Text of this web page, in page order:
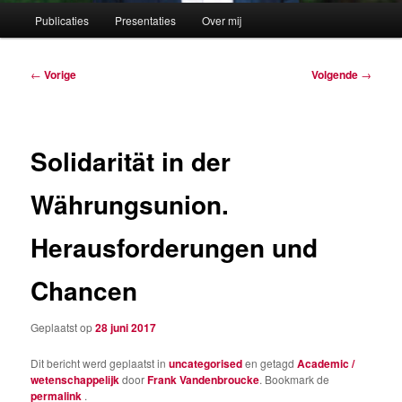
Publicaties Presentaties Over mij
Berichtnavigatie
← Vorige Volgende →
Solidarität in der
Währungsunion.
Herausforderungen und
Chancen
Geplaatst op28 juni 2017
Dit bericht werd geplaatst inuncategoriseden getagdAcademic /
wetenschappelijkdoorFrank Vandenbroucke. Bookmark de
permalink .